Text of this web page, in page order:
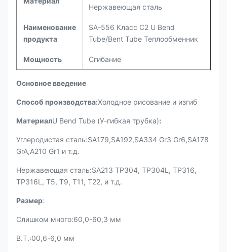
Нержавеющая сталь
Наименование
продукта
SA-556 Класс C2 U Bend
Tube/Bent Tube Теплообменник
Мощность Сгибание
Основное введение
Способ производства:Холодное рисование и изгиб
МатериалU Bend Tube (У-гибкая трубка):
Углеродистая сталь:SA179,SA192,SA334 Gr3 Gr6,SA178
GrA,A210 Gr1 и т.д.
Нержавеющая сталь:SA213 TP304, TP304L, TP316,
TP316L, T5, T9, T11, T22, и т.д.
Размер:
Слишком много:60,0-60,3 мм
В.Т.:00,6-6,0 мм